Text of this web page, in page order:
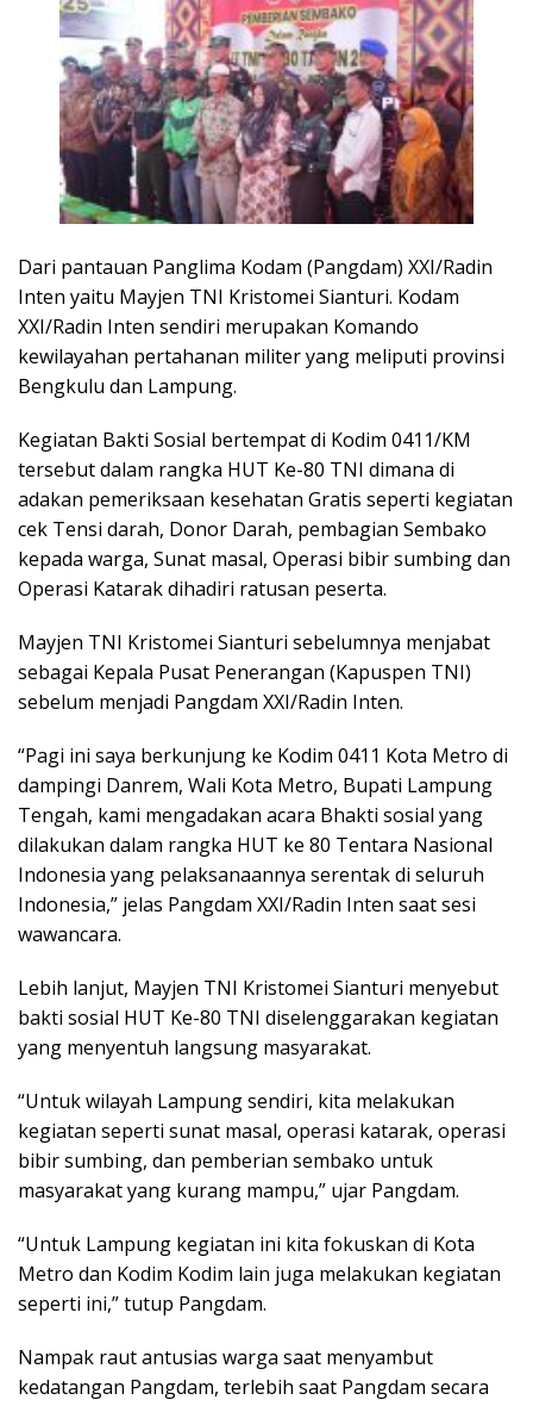
Dari pantauan Panglima Kodam (Pangdam) XXI/Radin
Inten yaitu Mayjen TNI Kristomei Sianturi. Kodam
XXI/Radin Inten sendiri merupakan Komando
kewilayahan pertahanan militer yang meliputi provinsi
Bengkulu dan Lampung.
Kegiatan Bakti Sosial bertempat di Kodim 0411/KM
tersebut dalam rangka HUT Ke-80 TNI dimana di
adakan pemeriksaan kesehatan Gratis seperti kegiatan
cek Tensi darah, Donor Darah, pembagian Sembako
kepada warga, Sunat masal, Operasi bibir sumbing dan
Operasi Katarak dihadiri ratusan peserta.
Mayjen TNI Kristomei Sianturi sebelumnya menjabat
sebagai Kepala Pusat Penerangan (Kapuspen TNI)
sebelum menjadi Pangdam XXI/Radin Inten.
“Pagi ini saya berkunjung ke Kodim 0411 Kota Metro di
dampingi Danrem, Wali Kota Metro, Bupati Lampung
Tengah, kami mengadakan acara Bhakti sosial yang
dilakukan dalam rangka HUT ke 80 Tentara Nasional
Indonesia yang pelaksanaannya serentak di seluruh
Indonesia,” jelas Pangdam XXI/Radin Inten saat sesi
wawancara.
Lebih lanjut, Mayjen TNI Kristomei Sianturi menyebut
bakti sosial HUT Ke-80 TNI diselenggarakan kegiatan
yang menyentuh langsung masyarakat.
“Untuk wilayah Lampung sendiri, kita melakukan
kegiatan seperti sunat masal, operasi katarak, operasi
bibir sumbing, dan pemberian sembako untuk
masyarakat yang kurang mampu,” ujar Pangdam.
“Untuk Lampung kegiatan ini kita fokuskan di Kota
Metro dan Kodim Kodim lain juga melakukan kegiatan
seperti ini,” tutup Pangdam.
Nampak raut antusias warga saat menyambut
kedatangan Pangdam, terlebih saat Pangdam secara